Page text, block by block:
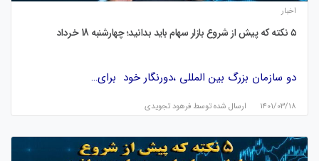
اخبار
۵ نکته که پیش از شروع بازار سهام باید بدانید؛ چهارشنبه 18 خرداد
دو سازمان بزرگ بین المللی ،دورنگار خود برای…
۱۴۰۱/۰۳/۱۸ ارسال شده توسط فرهود تجویدی